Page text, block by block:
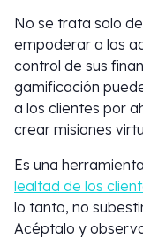
No se trata solo
empoderar a los
control de sus
gamificación
a los clientes por
crear misiones
Es una
lealtad de los
lo tanto, no
Acéptalo y